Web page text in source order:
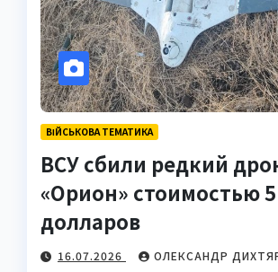
ВІЙСЬКОВА ТЕМАТИКА
ВСУ сбили редкий
«Орион» стоимостью
долларов
16.07.2026 ОЛЕКСАНДР